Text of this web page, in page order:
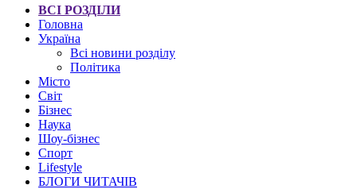
ВСІ РОЗДІЛИ
Головна
Україна
Всі новини розділу
Політика
Місто
Світ
Бізнес
Наука
Шоу-бізнес
Спорт
Lifestyle
БЛОГИ ЧИТАЧІВ